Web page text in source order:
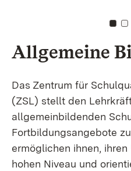
Zu
Allgemeine
Das Zentrum für
(ZSL) stellt den
allgemeinbildenden
Fortbildungsangebote
ermöglichen ihnen,
hohen Niveau und